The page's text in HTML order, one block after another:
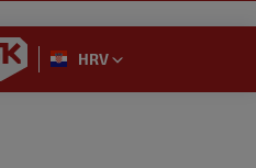
Play
HRV